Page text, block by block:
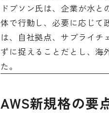
ドブソン氏は、企業が水
体で行動し、必要に応じて
は、自社拠点、サプライチ
ずに捉えることだとし、海
た。
AWS新規格の要